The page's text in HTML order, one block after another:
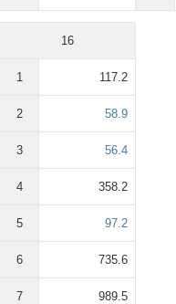
16
1 117.2
2 58.9
3 56.4
4 358.2
5 97.2
6 735.6
7 989.5